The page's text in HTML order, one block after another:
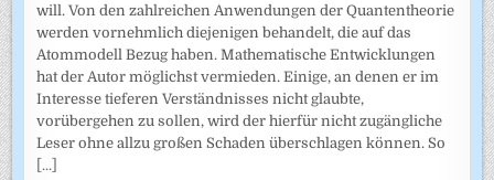
will. Von den zahlreichen Anwendungen der Quantentheorie
werden vornehmlich diejenigen behandelt, die auf das
Atommodell Bezug haben. Mathematische Entwicklungen
hat der Autor möglichst vermieden. Einige, an denen er im
Interesse tieferen Verständnisses nicht glaubte,
vorübergehen zu sollen, wird der hierfür nicht zugängliche
Leser ohne allzu großen Schaden überschlagen können. So
[...]